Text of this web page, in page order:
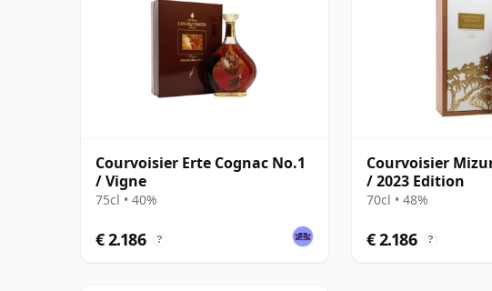
Courvoisier Erte Cognac No.1
/ Vigne
75cl • 40%
€ 2.186 ?
Courvoisier
/ 2023 Edition
70cl • 48%
€ 2.186 ?